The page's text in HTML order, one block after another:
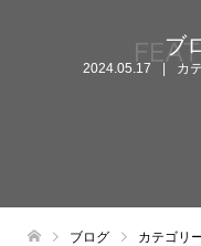
ブ
2024.05.17 カ
ブログ カテゴリ